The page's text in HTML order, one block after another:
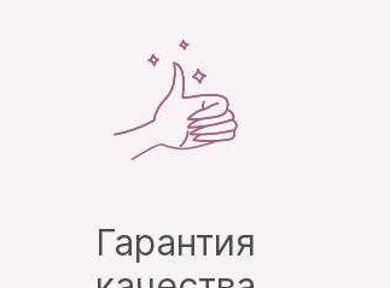
Гарантия